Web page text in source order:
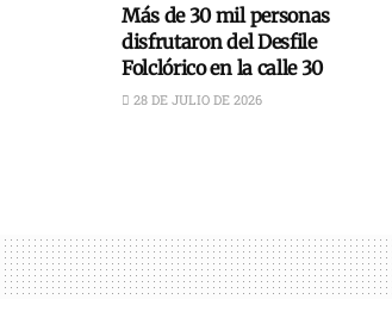
Más de 30 mil personas
disfrutaron del Desfile
Folclórico en la calle 30
28 DE JULIO DE 2026